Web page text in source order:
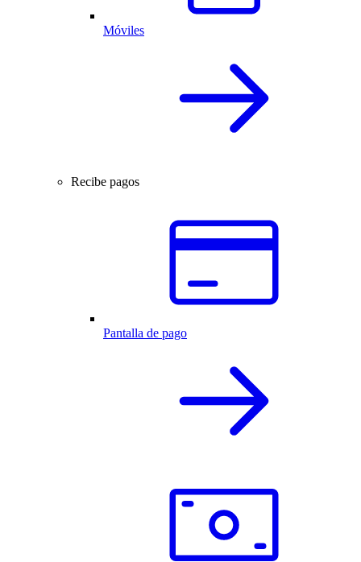
Móviles
Recibe pagos
Pantalla de pago